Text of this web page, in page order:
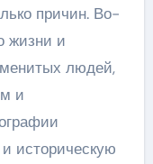
причин. Во-
жизни и
людей,
и
историческую